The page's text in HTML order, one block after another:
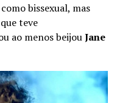
bissexual, mas
teve
ao menos beijouJane